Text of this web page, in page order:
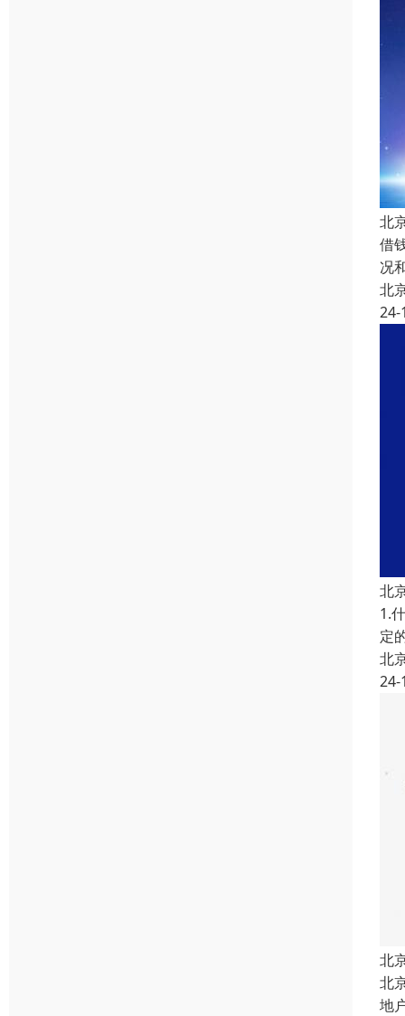
北
借
况
北
24-
北
1.
定
北
24-
北
北
地